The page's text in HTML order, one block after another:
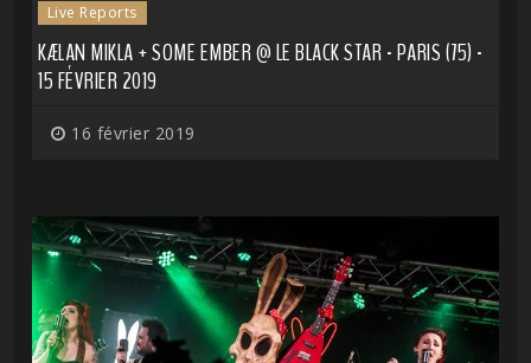
Live Reports
KÆLAN MIKLA + SOME EMBER @ LE BLACK STAR - PARIS (75) -
15 FÉVRIER 2019
16 février 2019